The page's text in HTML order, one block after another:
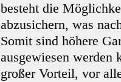
besteht die
abzusichern, was
Somit sind höhere
ausgewiesen werden
großer Vorteil, vor